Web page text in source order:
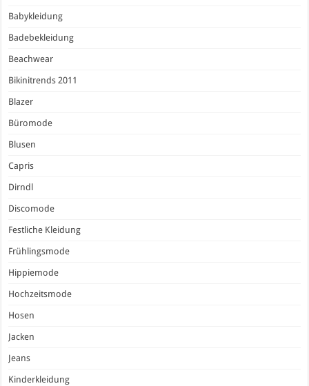
Babykleidung
Badebekleidung
Beachwear
Bikinitrends 2011
Blazer
Büromode
Blusen
Capris
Dirndl
Discomode
Festliche Kleidung
Frühlingsmode
Hippiemode
Hochzeitsmode
Hosen
Jacken
Jeans
Kinderkleidung